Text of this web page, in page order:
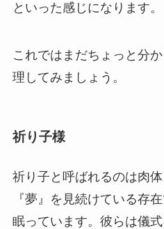
といった感じになります。
これではまだちょっと分
理してみましょう。
祈り子様
祈り子と呼ばれるのは肉
『夢』を見続けている存
眠っています。彼らは儀